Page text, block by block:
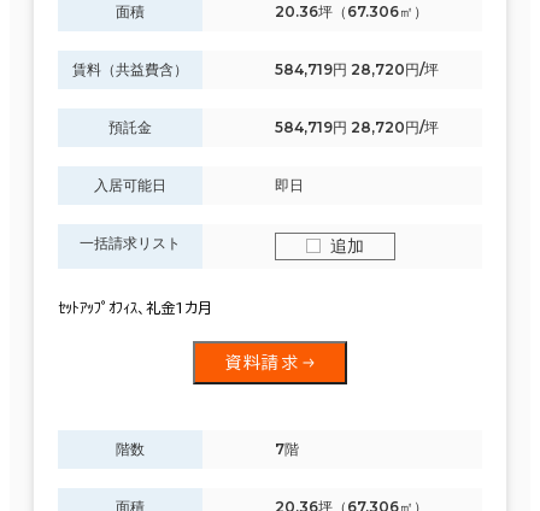
面積 20.36坪（67.306㎡）
賃料（共益費含） 584,719円 28,720円/坪
預託金 584,719円 28,720円/坪
入居可能日 即日
一括請求リスト 追加
ｾｯﾄｱｯﾌﾟｵﾌｨｽ、礼金1カ月
資料請求
階数 7階
面積 20.36坪（67.306㎡）